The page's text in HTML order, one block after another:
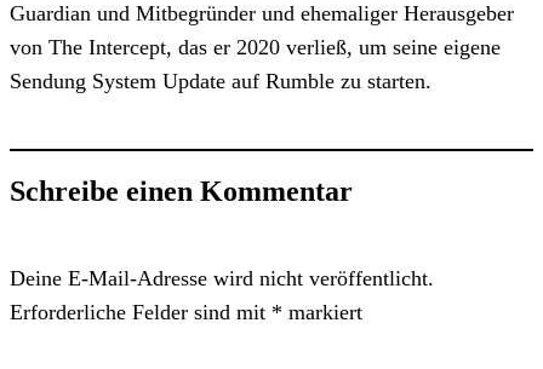
Guardian und Mitbegründer und ehemaliger Herausgeber
von The Intercept, das er 2020 verließ, um seine eigene
Sendung System Update auf Rumble zu starten.
Schreibe einen Kommentar
Deine E-Mail-Adresse wird nicht veröffentlicht.
Erforderliche Felder sind mit * markiert